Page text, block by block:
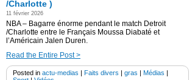
/Charlotte )
11 février 2026
NBA – Bagarre énorme pendant le match Detroit
/Charlotte entre le Français Moussa Diabaté et
l’Américain Jalen Duren.
Read the Entire Post >
Posted in actu-medias | Faits divers | gras | Médias |